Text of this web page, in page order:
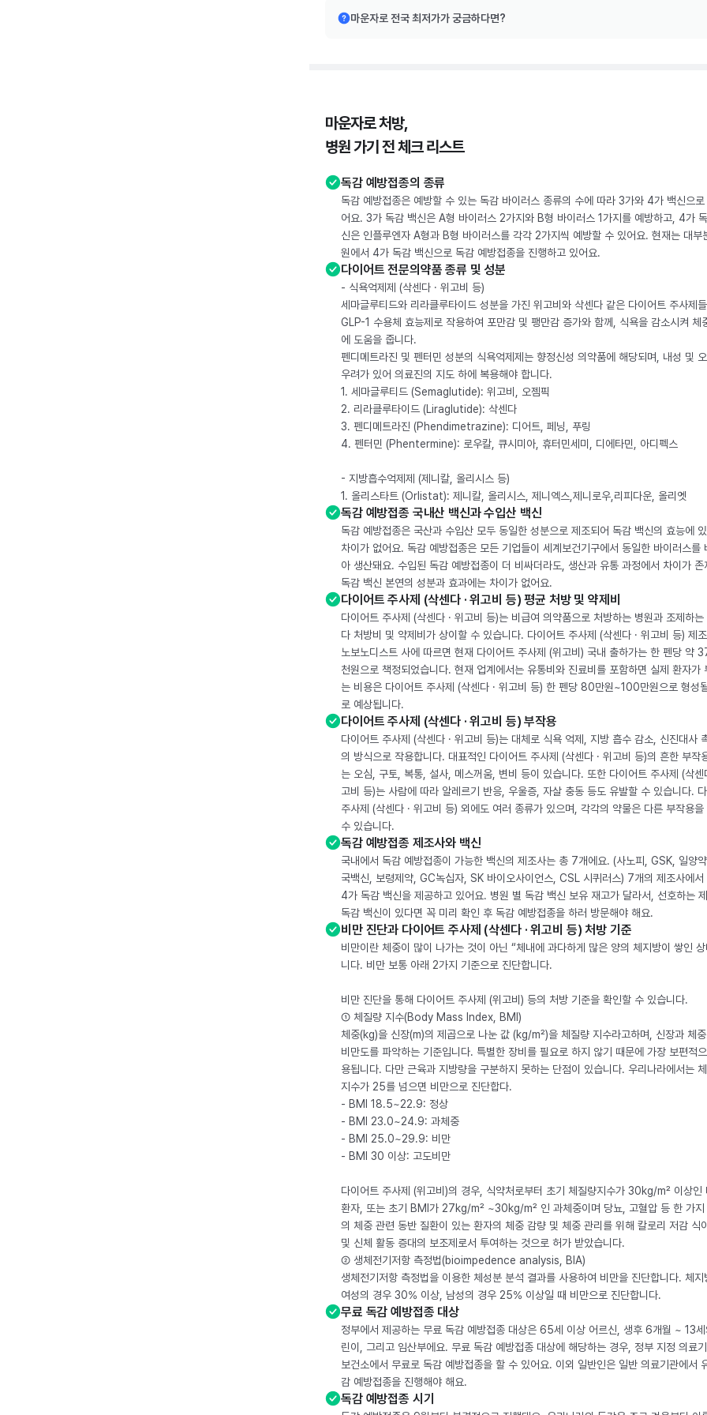
마운자로 전국 최저가가 궁금하다면?
마운자로 처방,
병원 가기 전 체크 리스트
독감 예방접종의 종류
독감 예방접종은 예방할 수 있는 독감 바이러스 종류의 수에 따라 3가와 4가 백신으로
어요. 3가 독감 백신은 A형 바이러스 2가지와 B형 바이러스 1가지를 예방하고, 4가
신은 인플루엔자 A형과 B형 바이러스를 각각 2가지씩 예방할 수 있어요. 현재는 대부
원에서 4가 독감 백신으로 독감 예방접종을 진행하고 있어요.
다이어트 전문의약품 종류 및 성분
- 식욕억제제 (삭센다 · 위고비 등)
세마글루티드와 리라클루타이드 성분을 가진 위고비와 삭센다 같은 다이어트 주사제
GLP-1 수용체 효능제로 작용하여 포만감 및 팽만감 증가와 함께, 식욕을 감소시켜 체
에 도움을 줍니다.
펜디메트라진 및 펜터민 성분의 식욕억제제는 향정신성 의약품에 해당되며, 내성 및
우려가 있어 의료진의 지도 하에 복용해야 합니다.
1. 세마글루티드 (Semaglutide): 위고비, 오젬픽
2. 리라클루타이드 (Liraglutide): 삭센다
3. 펜디메트라진 (Phendimetrazine): 디어트, 페닝, 푸링
4. 펜터민 (Phentermine): 로우칼, 큐시미아, 휴터민세미, 디에타민, 아디펙스
- 지방흡수억제제 (제니칼, 올리시스 등)
1. 올리스타트 (Orlistat): 제니칼, 올리시스, 제니엑스,제니로우,리피다운, 올리엣
독감 예방접종 국내산 백신과 수입산 백신
독감 예방접종은 국산과 수입산 모두 동일한 성분으로 제조되어 독감 백신의 효능에
차이가 없어요. 독감 예방접종은 모든 기업들이 세계보건기구에서 동일한 바이러스를
아 생산돼요. 수입된 독감 예방접종이 더 비싸더라도, 생산과 유통 과정에서 차이가 존
독감 백신 본연의 성분과 효과에는 차이가 없어요.
다이어트 주사제 (삭센다 · 위고비 등) 평균 처방 및 약제비
다이어트 주사제 (삭센다 · 위고비 등)는 비급여 의약품으로 처방하는 병원과 조제하는
다 처방비 및 약제비가 상이할 수 있습니다. 다이어트 주사제 (삭센다 · 위고비 등) 제
노보노디스트 사에 따르면 현재 다이어트 주사제 (위고비) 국내 출하가는 한 펜당 약
천원으로 책정되었습니다. 현재 업계에서는 유통비와 진료비를 포함하면 실제 환자가
는 비용은 다이어트 주사제 (삭센다 · 위고비 등) 한 펜당 80만원~100만원으로 형성
로 예상됩니다.
다이어트 주사제 (삭센다 · 위고비 등) 부작용
다이어트 주사제 (삭센다 · 위고비 등)는 대체로 식욕 억제, 지방 흡수 감소, 신진대사
의 방식으로 작용합니다. 대표적인 다이어트 주사제 (삭센다 · 위고비 등)의 흔한 부작
는 오심, 구토, 복통, 설사, 메스꺼움, 변비 등이 있습니다. 또한 다이어트 주사제 (삭센
고비 등)는 사람에 따라 알레르기 반응, 우울증, 자살 충동 등도 유발할 수 있습니다.
주사제 (삭센다 · 위고비 등) 외에도 여러 종류가 있으며, 각각의 약물은 다른 부작용을
수 있습니다.
독감 예방접종 제조사와 백신
국내에서 독감 예방접종이 가능한 백신의 제조사는 총 7개에요. (사노피, GSK, 일양
국백신, 보령제약, GC녹십자, SK 바이오사이언스, CSL 시퀴러스) 7개의 제조사에서
4가 독감 백신을 제공하고 있어요. 병원 별 독감 백신 보유 재고가 달라서, 선호하는
독감 백신이 있다면 꼭 미리 확인 후 독감 예방접종을 하러 방문해야 해요.
비만 진단과 다이어트 주사제 (삭센다 · 위고비 등) 처방 기준
비만이란 체중이 많이 나가는 것이 아닌 “체내에 과다하게 많은 양의 체지방이 쌓인
니다. 비만 보통 아래 2가지 기준으로 진단합니다.
비만 진단을 통해 다이어트 주사제 (위고비) 등의 처방 기준을 확인할 수 있습니다.
① 체질량 지수(Body Mass Index, BMI)
체중(kg)을 신장(m)의 제곱으로 나눈 값 (kg/m²)을 체질량 지수라고하며, 신장과 체
비만도를 파악하는 기준입니다. 특별한 장비를 필요로 하지 않기 때문에 가장 보편적
용됩니다. 다만 근육과 지방량을 구분하지 못하는 단점이 있습니다. 우리나라에서는
지수가 25를 넘으면 비만으로 진단합다.
- BMI 18.5~22.9: 정상
- BMI 23.0~24.9: 과체중
- BMI 25.0~29.9: 비만
- BMI 30 이상: 고도비만
다이어트 주사제 (위고비)의 경우, 식약처로부터 초기 체질량지수가 30kg/m² 이상인
환자, 또는 초기 BMI가 27kg/m² ~30kg/m² 인 과체중이며 당뇨, 고혈압 등 한 가지
의 체중 관련 동반 질환이 있는 환자의 체중 감량 및 체중 관리를 위해 칼로리 저감 식
및 신체 활동 증대의 보조제로서 투여하는 것으로 허가 받았습니다.
② 생체전기저항 측정법(bioimpedence analysis, BIA)
생체전기저항 측정법을 이용한 체성분 분석 결과를 사용하여 비만을 진단합니다. 체지
여성의 경우 30% 이상, 남성의 경우 25% 이상일 때 비만으로 진단합니다.
무료 독감 예방접종 대상
정부에서 제공하는 무료 독감 예방접종 대상은 65세 이상 어르신, 생후 6개월 ~ 13
린이, 그리고 임산부에요. 무료 독감 예방접종 대상에 해당하는 경우, 정부 지정 의료
보건소에서 무료로 독감 예방접종을 할 수 있어요. 이외 일반인은 일반 의료기관에서
감 예방접종을 진행해야 해요.
독감 예방접종 시기